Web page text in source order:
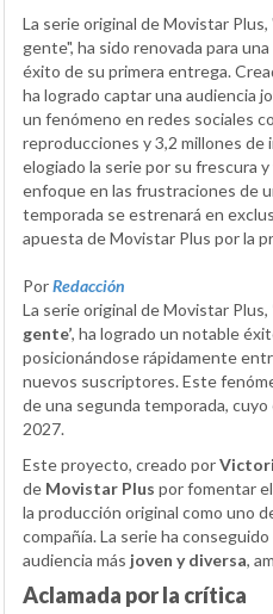
La serie original de Movistar
gente", ha sido renovada para
éxito de su primera entrega.
ha logrado captar una audiencia
un fenómeno en redes sociales
reproducciones y 3,2 millones de
elogiado la serie por su frescura
enfoque en las frustraciones de
temporada se estrenará en
apuesta de Movistar Plus por la
PorRedacción
La serie original de Movistar Plus,
gente’, ha logrado un notable
posicionándose rápidamente
nuevos suscriptores. Este
de una segunda temporada,
2027.
Este proyecto, creado por
de Movistar Plus por fomentar
la producción original como uno
compañía. La serie ha
audiencia más joven y diversa,
Aclamada por la crítica